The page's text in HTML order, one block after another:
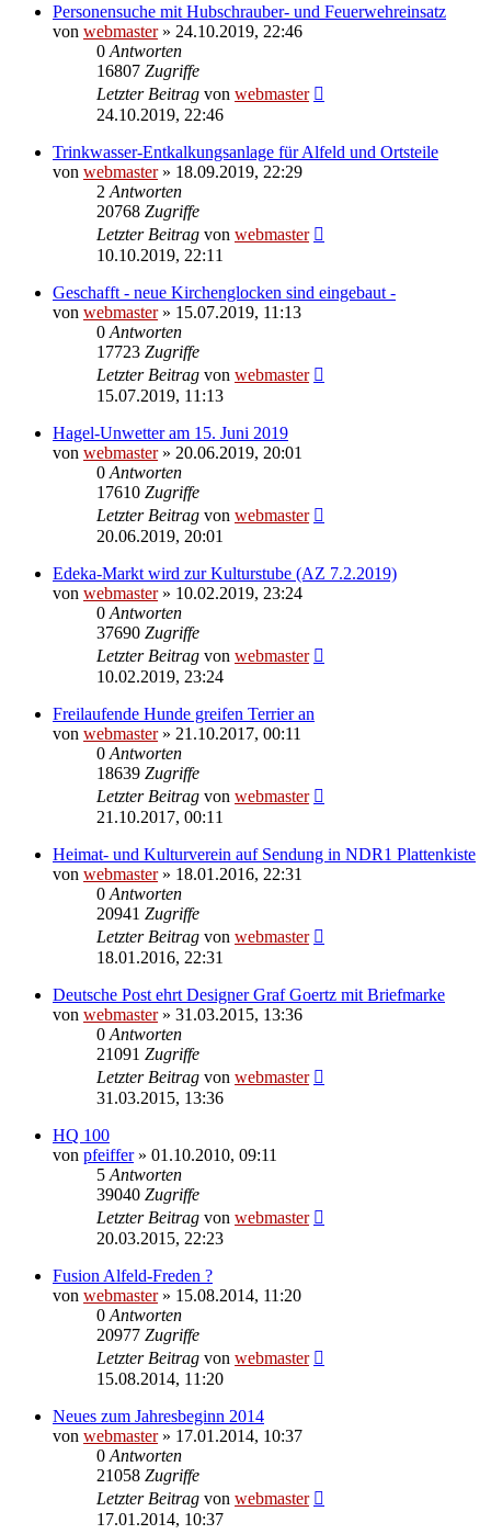
Personensuche mit Hubschrauber- und Feuerwehreinsatz
von webmaster» 24.10.2019, 22:46
0 Antworten
16807 Zugriffe
Letzter Beitrag von webmaster
24.10.2019, 22:46
Trinkwasser-Entkalkungsanlage für Alfeld und Ortsteile
von webmaster» 18.09.2019, 22:29
2 Antworten
20768 Zugriffe
Letzter Beitrag von webmaster
10.10.2019, 22:11
Geschafft - neue Kirchenglocken sind eingebaut -
von webmaster» 15.07.2019, 11:13
0 Antworten
17723 Zugriffe
Letzter Beitrag von webmaster
15.07.2019, 11:13
Hagel-Unwetter am 15. Juni 2019
von webmaster» 20.06.2019, 20:01
0 Antworten
17610 Zugriffe
Letzter Beitrag von webmaster
20.06.2019, 20:01
Edeka-Markt wird zur Kulturstube (AZ 7.2.2019)
von webmaster» 10.02.2019, 23:24
0 Antworten
37690 Zugriffe
Letzter Beitrag von webmaster
10.02.2019, 23:24
Freilaufende Hunde greifen Terrier an
von webmaster» 21.10.2017, 00:11
0 Antworten
18639 Zugriffe
Letzter Beitrag von webmaster
21.10.2017, 00:11
Heimat- und Kulturverein auf Sendung in NDR1 Plattenkiste
von webmaster» 18.01.2016, 22:31
0 Antworten
20941 Zugriffe
Letzter Beitrag von webmaster
18.01.2016, 22:31
Deutsche Post ehrt Designer Graf Goertz mit Briefmarke
von webmaster» 31.03.2015, 13:36
0 Antworten
21091 Zugriffe
Letzter Beitrag von webmaster
31.03.2015, 13:36
HQ 100
von pfeiffer» 01.10.2010, 09:11
5 Antworten
39040 Zugriffe
Letzter Beitrag von webmaster
20.03.2015, 22:23
Fusion Alfeld-Freden ?
von webmaster» 15.08.2014, 11:20
0 Antworten
20977 Zugriffe
Letzter Beitrag von webmaster
15.08.2014, 11:20
Neues zum Jahresbeginn 2014
von webmaster» 17.01.2014, 10:37
0 Antworten
21058 Zugriffe
Letzter Beitrag von webmaster
17.01.2014, 10:37